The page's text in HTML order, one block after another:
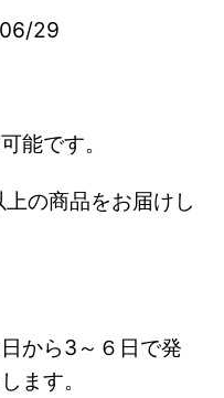
29
能です。
の商品をお届けし
から3～６日で発
ます。